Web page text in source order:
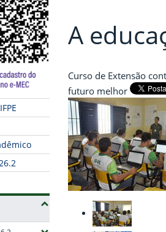
A
Curso de Extensão
futuro melhor